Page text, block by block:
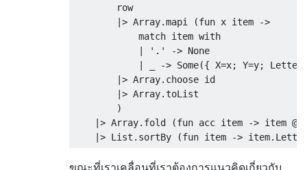
        row
        |> Array.mapi (fun x item ->
            match item with
            | '.' -> None
| _ -> Some({ X=x; Y=y;
        |> Array.choose id
        |> Array.toList
        )
|> Array.fold (fun acc item -> item @